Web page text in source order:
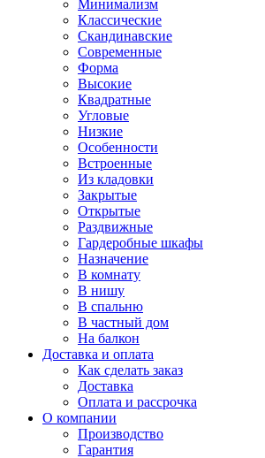
Минимализм
Классические
Скандинавские
Современные
Форма
Высокие
Квадратные
Угловые
Низкие
Особенности
Встроенные
Из кладовки
Закрытые
Открытые
Раздвижные
Гардеробные шкафы
Назначение
В комнату
В нишу
В спальню
В частный дом
На балкон
Доставка и оплата
Как сделать заказ
Доставка
Оплата и рассрочка
О компании
Производство
Гарантия